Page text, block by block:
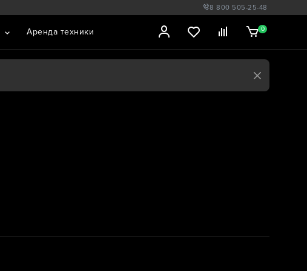
8 800 505-25-48
0
Аренда техники